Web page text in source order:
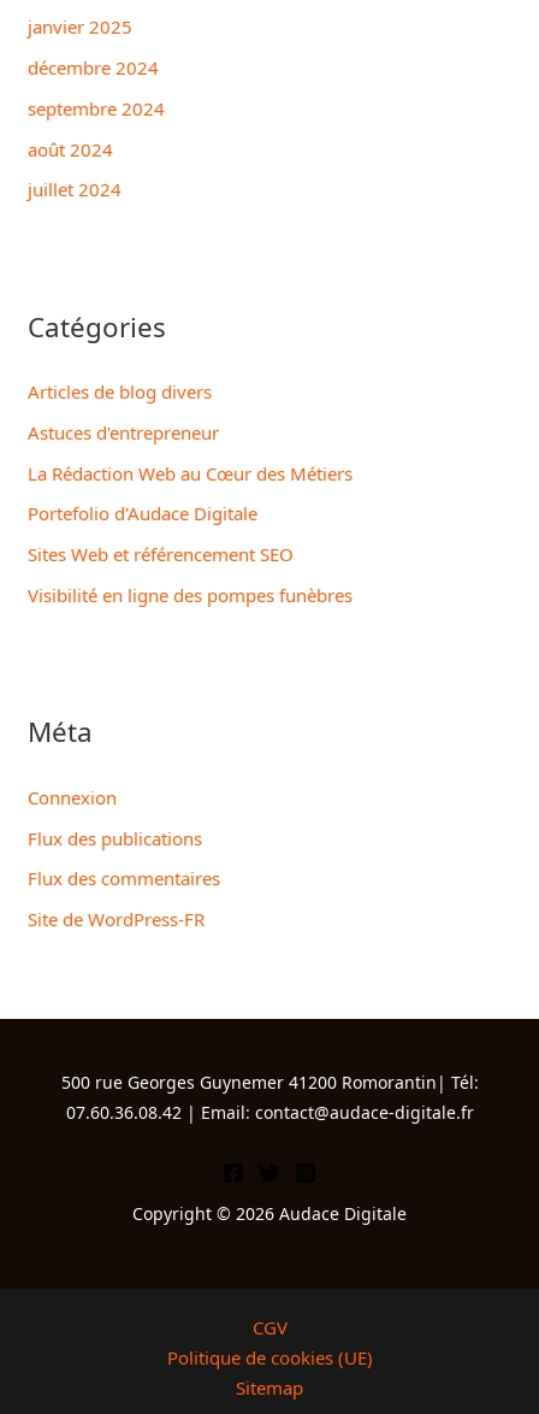
janvier 2025
décembre 2024
septembre 2024
août 2024
juillet 2024
Catégories
Articles de blog divers
Astuces d'entrepreneur
La Rédaction Web au Cœur des Métiers
Portefolio d'Audace Digitale
Sites Web et référencement SEO
Visibilité en ligne des pompes funèbres
Méta
Connexion
Flux des publications
Flux des commentaires
Site de WordPress-FR
500 rue Georges Guynemer 41200 Romorantin| Tél:
07.60.36.08.42 | Email: contact@audace-digitale.fr
Copyright © 2026 Audace Digitale
CGV
Politique de cookies (UE)
Sitemap